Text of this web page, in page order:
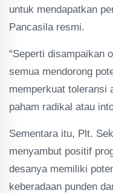
untuk mendapatkan
Pancasila resmi.
“Seperti disampaikan
semua mendorong
memperkuat toleransi
paham radikal atau
Sementara itu, Plt.
menyambut positif
desanya memiliki
keberadaan punden